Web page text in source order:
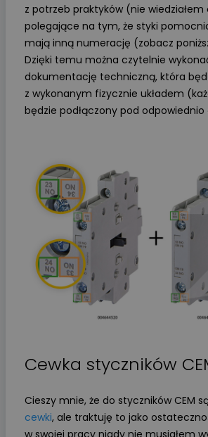
z potrzeb praktyków (nie
polegające na tym, że styki
mają inną numerację (zobacz
Dzięki temu można czytelnie
dokumentację techniczną, która
z wykonanym fizycznie układem
będzie podłączony pod odpowiednio
Cewka styczników
Cieszy mnie, że do styczników CEM
cewki, ale traktuję to jako
w swojej pracy nigdy nie musiałem